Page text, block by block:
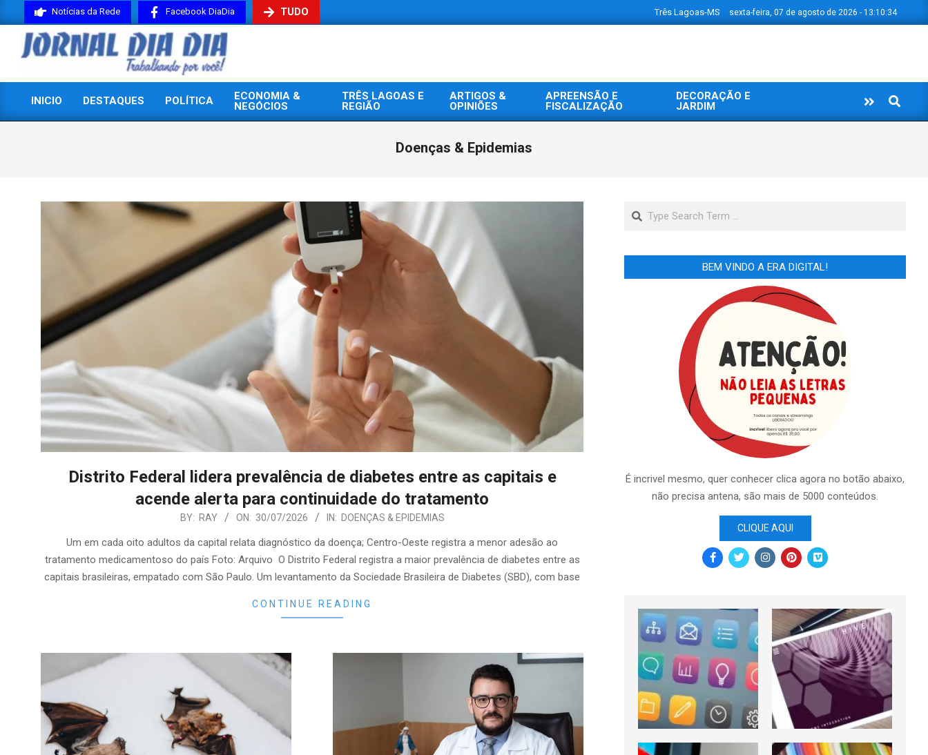
to
content
Notícias da Rede Facebook DiaDia TUDO Três Lagoas-MS sexta-feira, 07 de agosto de 2026 - 13:10:35
JORNAL
DIADIA
INICIO DESTAQUES POLÍTICA
ECONOMIA &
NEGÓCIOS
TRÊS LAGOAS E
REGIÃO
ARTIGOS &
OPINIÕES
APREENSÃO E
FISCALIZAÇÃO
DECORAÇÃO E
JARDIM
Search
Doenças & Epidemias
Distrito Federal lidera prevalência de diabetes entre as capitais e
acende alerta para continuidade do tratamento
BY: RAY ON: 30/07/2026 IN: DOENÇAS & EPIDEMIAS
Um em cada oito adultos da capital relata diagnóstico da doença; Centro-Oeste registra a menor adesão ao
tratamento medicamentoso do país Foto: Arquivo O Distrito Federal registra a maior prevalência de diabetes entre as
capitais brasileiras, empatado com São Paulo. Um levantamento da Sociedade Brasileira de Diabetes (SBD), com base
CONTINUE READING
Search
BEM VINDO A ERA DIGITAL!
É incrivel mesmo, quer conhecer clica agora no botão abaixo,
não precisa antena, são mais de 5000 conteúdos.
CLIQUE AQUI